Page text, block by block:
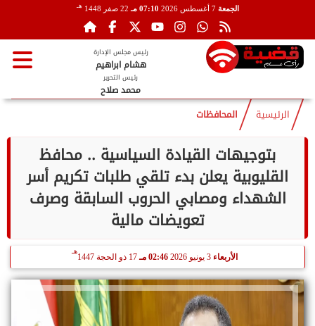
الجمعة 7 أغسطس 2026 07:10 مـ 22 صفر 1448 هـ
رئيس مجلس الإدارة
هشام ابراهيم
رئيس التحرير
محمد صلاح
الرئيسية المحافظات
بتوجيهات القيادة السياسية .. محافظ
القليوبية يعلن بدء تلقي طلبات تكريم أسر
الشهداء ومصابي الحروب السابقة وصرف
تعويضات مالية
الأربعاء 02:46 مـ 17 ذو الحجة 1447
هـ